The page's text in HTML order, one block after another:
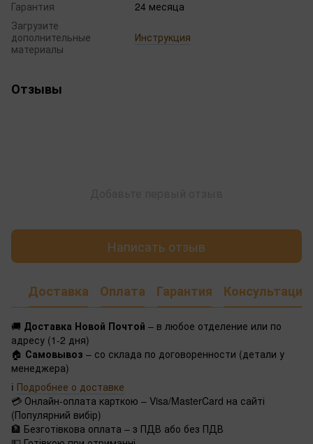
Гарантия
24 месяца
Загрузите
дополнительные
материалы
Инструкция
Отзывы
Написать отзыв
Доставка Оплата Гарантия Консультация
🚚 Доставка Новой Почтой – в любое отделение или по
адресу (1-2 дня)
🏠 Самовывоз – со склада по договоренности (детали у
менеджера)
ℹ️ Подробнее о доставке
💳 Онлайн-оплата карткою – Visa/MasterCard на сайті
(Популярний вибір)
🏦 Безготівкова оплата – з ПДВ або без ПДВ